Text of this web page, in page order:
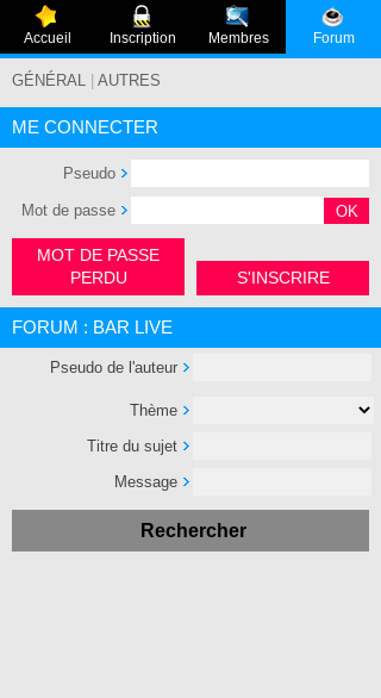
Accueil Inscription Membres Forum
GÉNÉRAL AUTRES
ME CONNECTER
Pseudo
Mot de passe
MOT DE PASSE
PERDU
S'INSCRIRE
FORUM : BAR LIVE
Pseudo de l'auteur
Thème
Titre du sujet
Message